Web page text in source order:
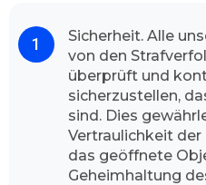
Markenbohrer. Damit
möglich mit geringen
In den meisten Fällen
und sachgemäß die
Kontaktieren Sie uns
Resultat an.
Mit hohen
Sicherheit. Alle
von den
überprüft und
sicherzustellen,
sind. Dies
Vertraulichkeit
das geöffnete
Geheimhaltung